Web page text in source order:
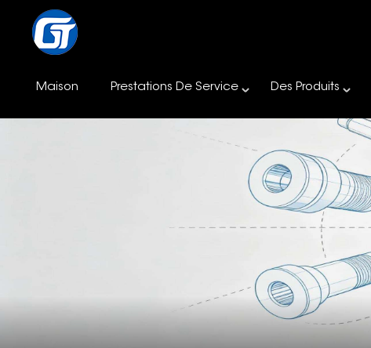
Maison Prestations De Service Des Produits